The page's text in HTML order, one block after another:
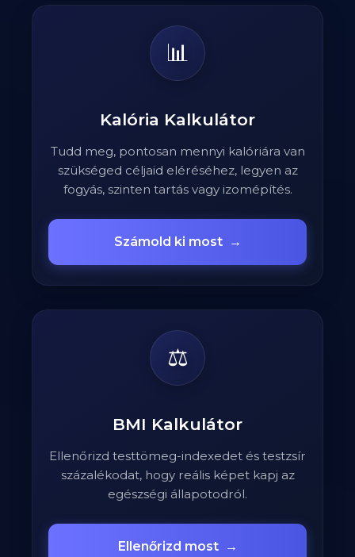
📊
Kalória Kalkulátor
Tudd meg, pontosan mennyi kalóriára van
szükséged céljaid eléréséhez, legyen az
fogyás, szinten tartás vagy izomépítés.
Számold ki most →
⚖️
BMI Kalkulátor
Ellenőrizd testtömeg-indexedet és testzsír
százalékodat, hogy reális képet kapj az
egészségi állapotodról.
Ellenőrizd most →